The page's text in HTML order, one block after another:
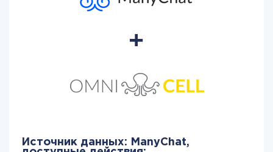
Источник данных: ManyChat,